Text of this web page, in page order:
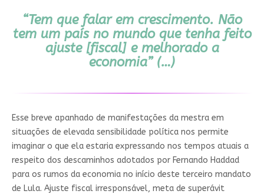
“Tem que falar em crescimento. Não
tem um país no mundo que tenha feito
ajuste [fiscal] e melhorado a
economia” (…)
Esse breve apanhado de manifestações da mestra em
situações de elevada sensibilidade política nos permite
imaginar o que ela estaria expressando nos tempos atuais a
respeito dos descaminhos adotados por Fernando Haddad
para os rumos da economia no início deste terceiro mandato
de Lula. Ajuste fiscal irresponsável, meta de superávit